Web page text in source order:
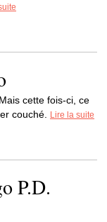
cette fois-ci, ce
couché.
Lire la suite
P.D.